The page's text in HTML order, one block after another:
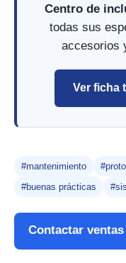
Centro de
todas sus
accesorios
Ver ficha
#mantenimiento
#buenas prácticas
Contactar ventas